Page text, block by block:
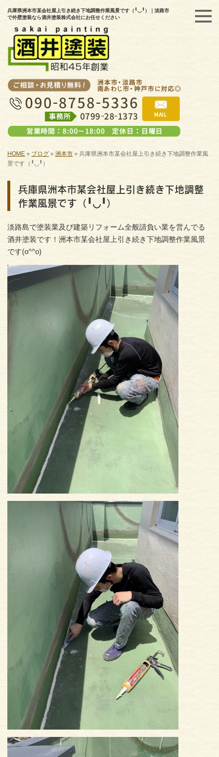
兵庫県洲本市某会社屋上引き続き下地調整作業風景です（╹◡╹）｜淡路市
で外壁塗装なら酒井塗装株式会社にお任せください
HOME » ブログ» 洲本市 » 兵庫県洲本市某会社屋上引き続き下地調整作業風
景です（╹◡╹）
兵庫県洲本市某会社屋上引き続き下地調整
作業風景です（╹◡╹）
淡路島で塗装業及び建築リフォーム全般請負い業を営んでる
酒井塗装です！洲本市某会社屋上引き続き下地調整作業風景
です(o^^o)